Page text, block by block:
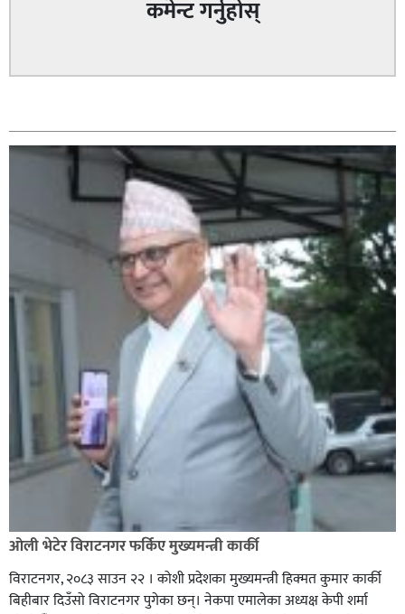
कमेन्ट गर्नुहोस्
ओली भेटेर विराटनगर फर्किए मुख्यमन्त्री कार्की
विराटनगर, २०८३ साउन २२ । कोशी प्रदेशका मुख्यमन्त्री हिक्मत कुमार कार्की
बिहीबार दिउँसो विराटनगर पुगेका छन्। नेकपा एमालेका अध्यक्ष केपी शर्मा